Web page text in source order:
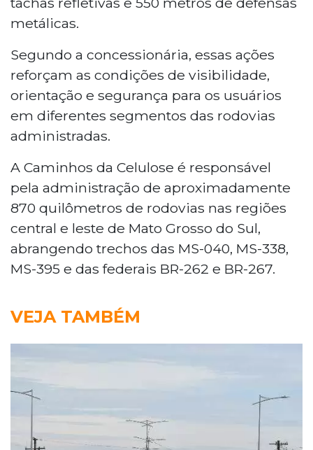
metálicas.
Segundo a concessionária, essas ações
reforçam as condições de visibilidade,
orientação e segurança para os usuários
em diferentes segmentos das rodovias
administradas.
A Caminhos da Celulose é responsável
pela administração de aproximadamente
870 quilômetros de rodovias nas regiões
central e leste de Mato Grosso do Sul,
abrangendo trechos das MS-040, MS-338,
MS-395 e das federais BR-262 e BR-267.
VEJA TAMBÉM